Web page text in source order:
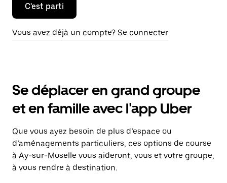
C'est parti
Vous avez déjà un compte? Se connecter
Se déplacer en grand groupe
et en famille avec l'app Uber
Que vous ayez besoin de plus d’espace ou
d’aménagements particuliers, ces options de course
à Ay-sur-Moselle vous aideront, vous et votre groupe,
à vous rendre à destination.